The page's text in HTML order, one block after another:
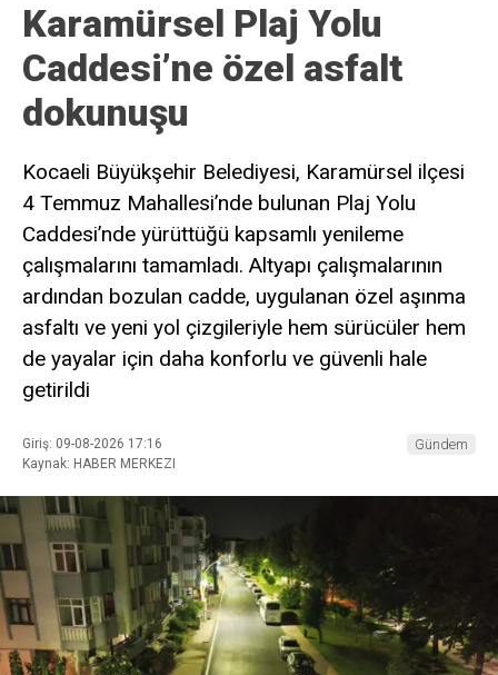
Karamürsel Plaj Yolu
Caddesi’ne özel asfalt
dokunuşu
Kocaeli Büyükşehir Belediyesi, Karamürsel ilçesi
4 Temmuz Mahallesi’nde bulunan Plaj Yolu
Caddesi’nde yürüttüğü kapsamlı yenileme
çalışmalarını tamamladı. Altyapı çalışmalarının
ardından bozulan cadde, uygulanan özel aşınma
asfaltı ve yeni yol çizgileriyle hem sürücüler hem
de yayalar için daha konforlu ve güvenli hale
getirildi
Giriş: 09-08-2026 17:16
Kaynak: HABER MERKEZI
Gündem